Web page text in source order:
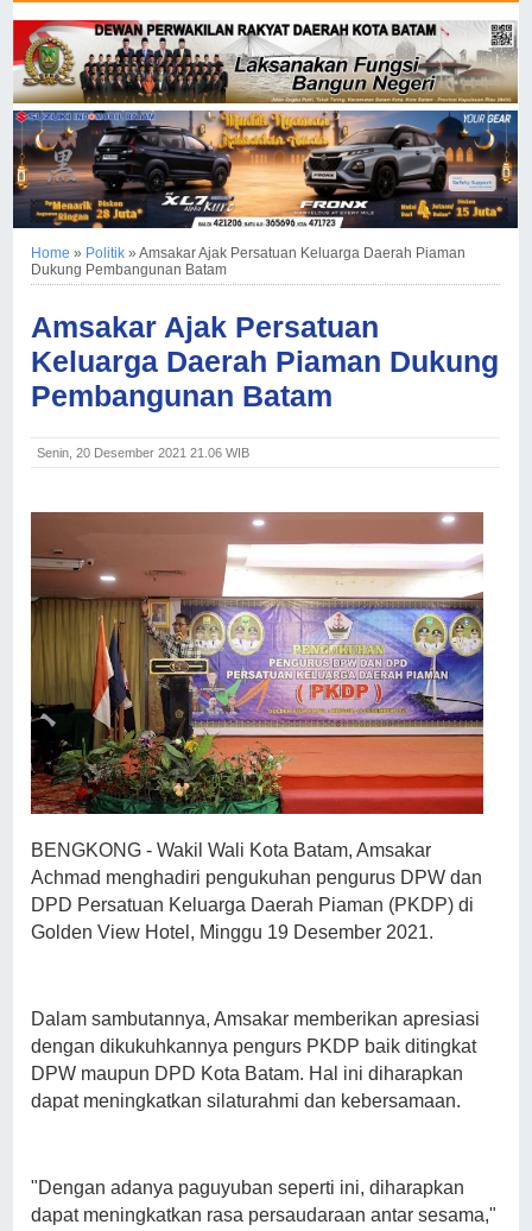
Home » Politik »Amsakar Ajak Persatuan Keluarga Daerah Piaman
Dukung Pembangunan Batam
Amsakar Ajak Persatuan
Keluarga Daerah Piaman Dukung
Pembangunan Batam
Senin, 20 Desember 2021 21.06 WIB
BENGKONG - Wakil Wali Kota Batam, Amsakar
Achmad menghadiri pengukuhan pengurus DPW dan
DPD Persatuan Keluarga Daerah Piaman (PKDP) di
Golden View Hotel, Minggu 19 Desember 2021.
Dalam sambutannya, Amsakar memberikan apresiasi
dengan dikukuhkannya pengurs PKDP baik ditingkat
DPW maupun DPD Kota Batam. Hal ini diharapkan
dapat meningkatkan silaturahmi dan kebersamaan.
"Dengan adanya paguyuban seperti ini, diharapkan
dapat meningkatkan rasa persaudaraan antar sesama,"